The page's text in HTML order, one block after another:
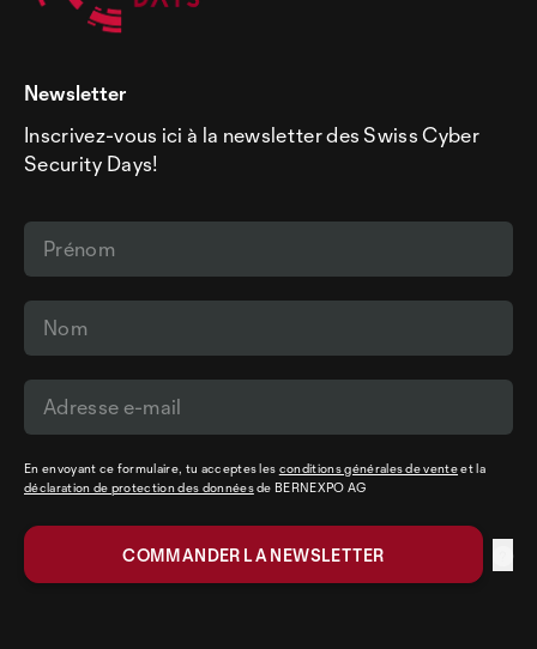
Newsletter
Inscrivez-vous ici à la newsletter des Swiss Cyber
Security Days!
En envoyant ce formulaire, tu acceptes les conditions générales de venteet la
déclaration de protection des donnéesde BERNEXPO AG